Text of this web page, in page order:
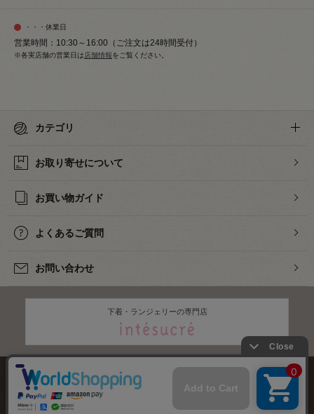
・・・休業日
営業時間：10:30～16:00（ご注文は24時間受付）
※各実店舗の営業日は 店舗情報をご覧ください。
カテゴリ
お取り寄せについて
お買い物ガイド
よくあるご質問
お問い合わせ
下着・ランジェリーの専門店
株式会社オカダヤ
特定商取引法に基づく表記 プライバシーポリシー サイトマップ